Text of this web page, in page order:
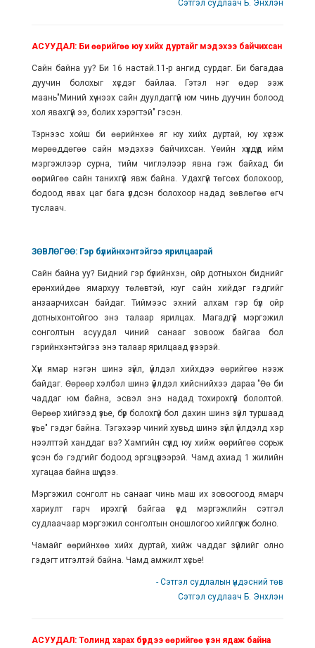
Сэтгэл судлаач Б. Энхлэн
АСУУДАЛ: Би өөрийгөө юу хийх дуртайг мэдэхээ байчихсан
Сайн байна уу? Би 16 настай.11-р ангид сурдаг. Би багадаа
дуучин болохыг хүсдэг байлаа. Гэтэл нэг өдөр ээж
маань"Миний хүү нээх сайн дуулдаггүй юм чинь дуучин болоод
хол явахгүй ээ, болих хэрэгтэй" гэсэн.
Тэрнээс хойш би өөрийнхөө яг юу хийх дуртай, юу хүсэж
мөрөөддөгөө сайн мэдэхээ байчихсан. Үеийн хүүхдүүд ийм
мэргэжлээр сурна, тийм чиглэлээр явна гэж байхад би
өөрийгөө сайн танихгүй явж байна. Удахгүй төгсөх болохоор,
бодоод явах цаг бага үлдсэн болохоор надад зөвлөгөө өгч
туслаач.
ЗӨВЛӨГӨӨ: Гэр бүлийнхэнтэйгээ ярилцаарай
Сайн байна уу? Бидний гэр бүлийнхэн, ойр дотныхон биднийг
ерөнхийдөө ямархуу төлөвтэй, юуг сайн хийдэг гэдгийг
анзаарчихсан байдаг. Тиймээс эхний алхам гэр бүл ойр
дотныхонтойгоо энэ талаар ярилцах. Магадгүй мэргэжил
сонголтын асуудал чиний санааг зовоож байгаа бол
гэрийнхэнтэйгээ энэ талаар ярилцаад үзээрэй.
Хүн ямар нэгэн шинэ зүйл, үйлдэл хийхдээ өөрийгөө нээж
байдаг. Өөрөөр хэлбэл шинэ үйлдэл хийснийхээ дараа "Өө би
чаддаг юм байна, эсвэл энэ надад тохирохгүй бололтой.
Өөрөөр хийгээд үзье, бүр болохгүй бол дахин шинэ зүйл туршаад
үзье" гэдэг байна. Тэгэхээр чиний хувьд шинэ зүйл үйлдэлд хэр
нээлттэй ханддаг вэ? Хамгийн сүүлд юу хийж өөрийгөө сорьж
үзсэн бэ гэдгийг бодоод эргэцүүлээрэй. Чамд ахиад 1 жилийн
хугацаа байна шүү дээ.
Мэргэжил сонголт нь санааг чинь маш их зовоогоод ямарч
хариулт гарч ирэхгүй байгаа үед мэргэжлийн сэтгэл
судлаачаар мэргэжил сонголтын оношлогоо хийлгүүлж болно.
Чамайг өөрийнхөө хийх дуртай, хийж чаддаг зүйлийг олно
гэдэгт итгэлтэй байна. Чамд амжилт хүсье!
- Сэтгэл судлалын үндэсний төв
Сэтгэл судлаач Б. Энхлэн
АСУУДАЛ: Толинд харах бүрдээ өөрийгөө үзэн ядаж байна